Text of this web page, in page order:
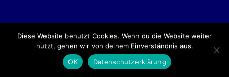
Diese Website benutzt Cookies. Wenn du die Website weiter
nutzt, gehen wir von deinem Einverständnis aus.
OK
Datenschutzerklärung